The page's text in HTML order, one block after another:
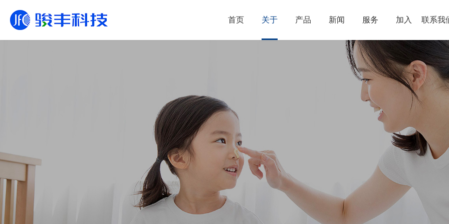
首页 关于
视频中心 大事记 企业荣誉
产品
生命之本 健康生活
新闻
行业新闻 企业活动
服务 加入
招商加盟
联系我